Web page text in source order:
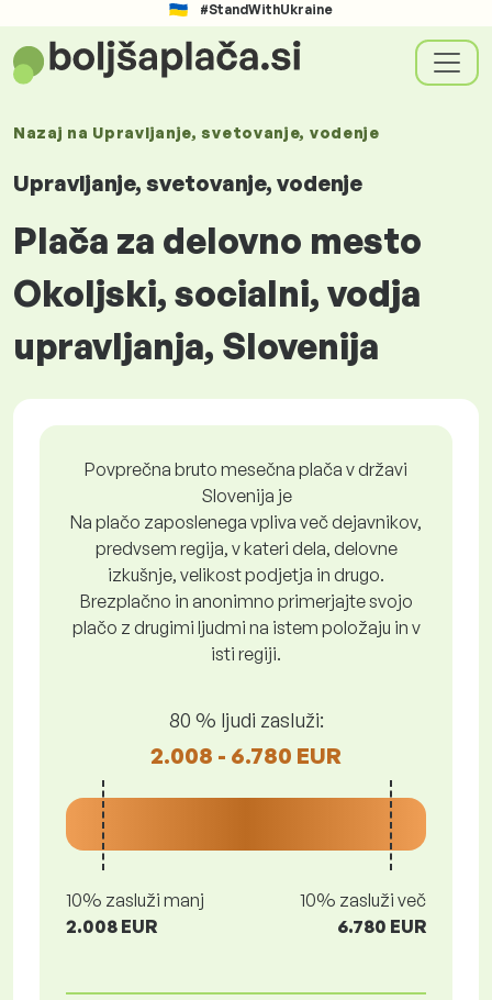
#StandWithUkraine
Nazaj na Upravljanje, svetovanje, vodenje
Upravljanje, svetovanje, vodenje
Plača za delovno mesto
Okoljski, socialni, vodja
upravljanja, Slovenija
Povprečna bruto mesečna plača v državi
Slovenija je
Na plačo zaposlenega vpliva več dejavnikov,
predvsem regija, v kateri dela, delovne
izkušnje, velikost podjetja in drugo.
Brezplačno in anonimno primerjajte svojo
plačo z drugimi ljudmi na istem položaju in v
isti regiji.
80 % ljudi zasluži:
2.008 - 6.780 EUR
10% zasluži manj
2.008 EUR
10% zasluži več
6.780 EUR